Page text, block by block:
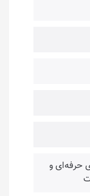
حرفه‌ای و